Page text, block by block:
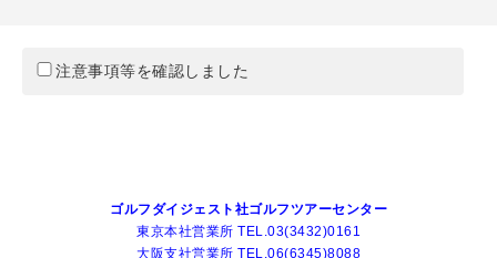
注意事項等を確認しました
ゴルフダイジェスト社ゴルフツアーセンター
東京本社営業所 TEL.03(3432)0161
大阪支社営業所 TEL.06(6345)8088